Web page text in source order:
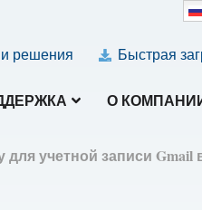
решения Быстрая
О
учетной записи Gmail